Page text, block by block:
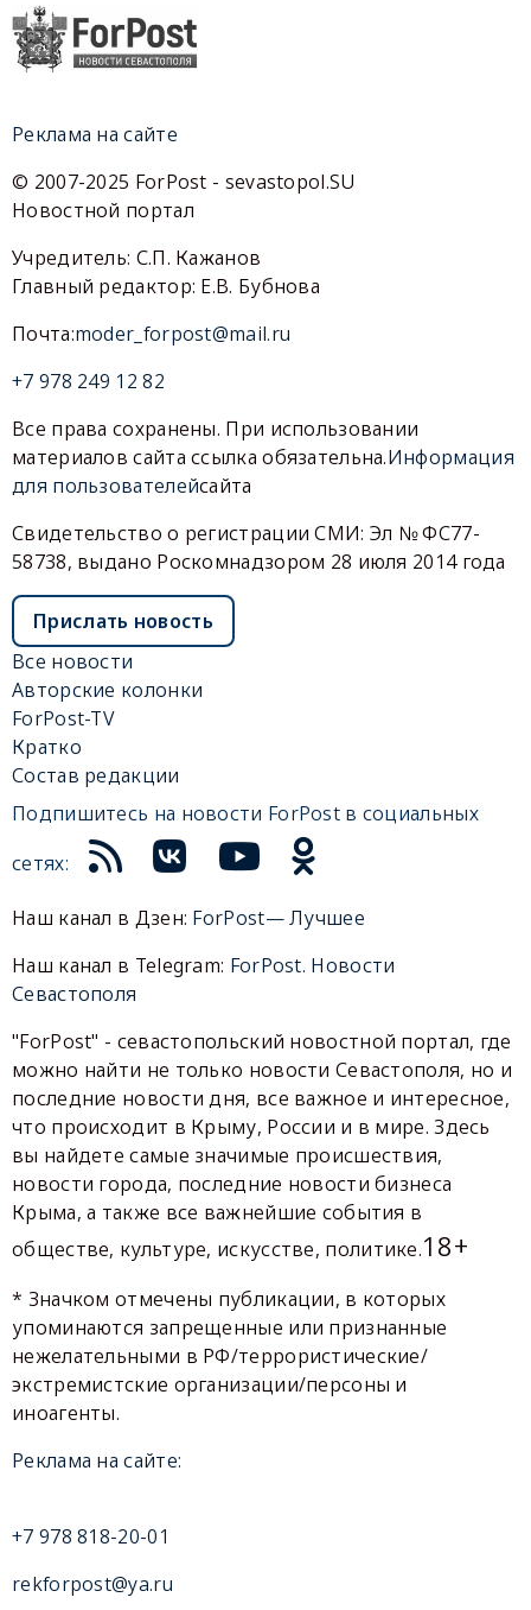
Реклама на сайте
© 2007-2025 ForPost - sevastopol.SU
Новостной портал
Учредитель: С.П. Кажанов
Главный редактор: Е.В. Бубнова
Почта:moder_forpost@mail.ru
+7 978 249 12 82
Все права сохранены. При использовании
материалов сайта ссылка обязательна.Информация
для пользователейсайта
Свидетельство о регистрации СМИ: Эл № ФС77-
58738, выдано Роскомнадзором 28 июля 2014 года
Прислать новость
Все новости
Авторские колонки
ForPost-TV
Кратко
Состав редакции
Подпишитесь на новости ForPost в социальных
сетях:
Наш канал в Дзен: ForPost— Лучшее
Наш канал в Telegram: ForPost. Новости
Севастополя
"ForPost" - севастопольский новостной портал, где
можно найти не только новости Севастополя, но и
последние новости дня, все важное и интересное,
что происходит в Крыму, России и в мире. Здесь
вы найдете самые значимые происшествия,
новости города, последние новости бизнеса
Крыма, а также все важнейшие события в
обществе, культуре, искусстве, политике.18+
* Значком отмечены публикации, в которых
упоминаются запрещенные или признанные
нежелательными в РФ/террористические/
экстремистские организации/персоны и
иноагенты.
Реклама на сайте:
+7 978 818-20-01
rekforpost@ya.ru